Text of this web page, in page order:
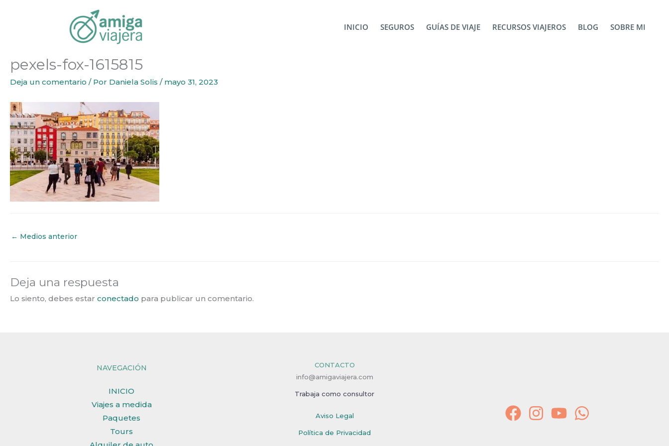
INICIO SEGUROS GUÍAS DE VIAJE RECURSOS VIAJEROS BLOG SOBRE MI
pexels-fox-1615815
Deja un comentario / Por Daniela Solis / mayo 31, 2023
← Medios anterior
Deja una respuesta
Lo siento, debes estar conectado para publicar un comentario.
NAVEGACIÓN
INICIO
Viajes a medida
Paquetes
Tours
CONTACTO
info@amigaviajera.com
Trabaja como consultor
Aviso Legal
Política de Privacidad